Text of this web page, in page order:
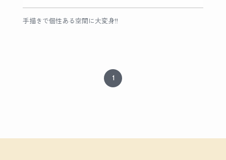
手描きで個性ある空間に大変身‼︎
1